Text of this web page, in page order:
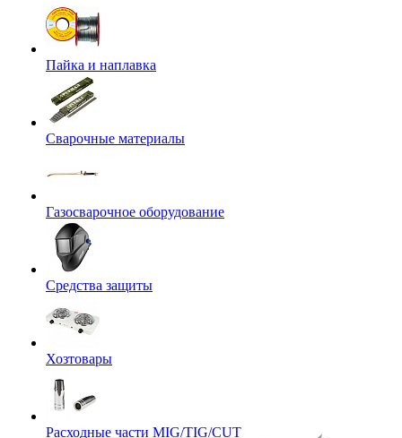
Пайка и наплавка
Сварочные материалы
Газосварочное оборудование
Средства защиты
Хозтовары
Расходные части MIG/TIG/CUT